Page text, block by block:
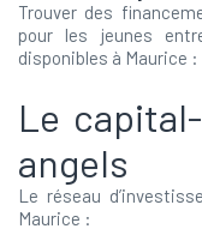
Trouver des
pour les jeunes
disponibles à Maurice :
Le
angels
Le réseau
Maurice :